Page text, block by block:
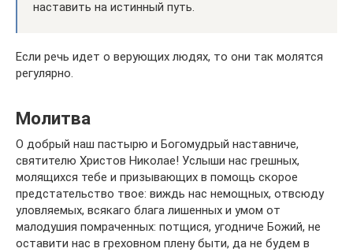
наставить на истинный путь.
Если речь идет о верующих людях, то они так молятся
регулярно.
Молитва
О добрый наш пастырю и Богомудрый наставниче,
святителю Христов Николае! Услыши нас грешных,
молящихся тебе и призывающих в помощь скорое
предстательство твое: виждь нас немощных, отвсюду
уловляемых, всякаго блага лишенных и умом от
малодушия помраченных: потщися, угодниче Божий, не
оставити нас в греховном плену быти, да не будем в